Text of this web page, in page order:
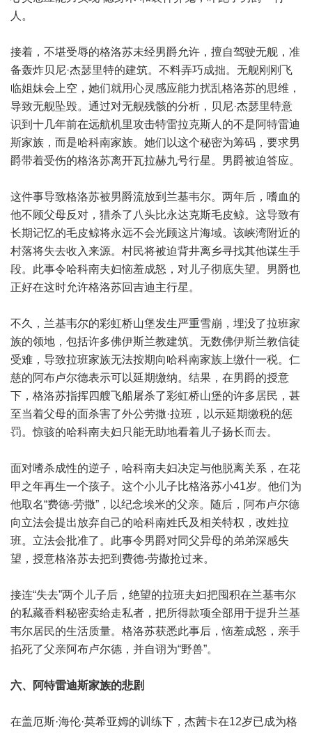
人。
接着，不堪受辱的格洛苏未经男爵允许，擅自驾驶无舰，准
备轰炸贝尼·杰瑟里特的建筑。不料弄巧成拙。无舰刚刚飞
临姐妹会上空，她们就用心灵感应能力扰乱格洛苏的思维，
导致无舰坠毁。通过对无舰残骸的分析，贝尼·杰瑟里特意
识到十几年前在远航机里攻击特雷拉克斯人的不是阿特雷迪
斯家族，而是哈科南家族。她们以这个秘密为筹码，要求男
爵带着受伤的格洛苏离开瓦拉赫九号行星。男爵被迫答应。
这件事导致格洛苏被男爵流放到兰基韦尔。两年后，嗜血的
他不顾父母反对，猎杀了八头比永达克斯毛皮鲸。这导致有
长期记忆的毛皮鲸将永远不会光顾这片海域。该峡湾附近的
村落将失去收入来源。村民将被迫背井离乡寻找其他谋生手
段。此事令哈科南夫妇恼羞成怒，对儿子彻底失望。男爵也
正好在这时允许格洛苏回吉迪主行星。
不久，兰基韦尔的彩虹桥山堡发生严重雪崩，埋没了拉班家
族的领地，包括许多佛伊斯兰教建筑。无数佛伊斯兰教信徒
受难，导致拉班家族无法按期向哈科南家族上缴什一税。仁
慈的阿布卢尔德表示可以延期缴纳。结果，在男爵的授意
下，格洛苏指挥四艘飞船屠杀了彩虹桥山堡的许多居民，甚
至当着父母的面杀害了外公劳撒·拉班，以示延期缴税的惩
罚。惊骇的哈科南夫妇只能无助地看着儿子扬长而去。
面对嗜杀成性的逆子，哈科南夫妇决定与他脱离关系，在花
甲之年再生一个孩子。这个小儿子比格洛苏小41岁。他们为
他取名“费德-劳撒”，以纪念埃米的父亲。随后，阿布卢尔德
向立法会提出放弃自己的哈科南姓氏及相关特权，改姓拉
班。立法会批准了。此事令男爵对同父异母的弟弟深感失
望，授意格洛苏去把到费德-劳撒抢过来。
接连“失去”两个儿子后，绝望的拉班夫妇把囤积在兰基韦尔
的私藏香料秘密卖给走私者，把所得款项全部用于提升兰基
韦尔居民的生活质量。格洛苏获悉此事后，恼羞成怒，亲手
掐死了父亲阿布卢尔德，并自诩为“野兽”。
六、阿特雷迪斯家族的悲剧
在盖厄斯·海伦·莫希亚姆的训练下，杰茜卡在12岁已成为格